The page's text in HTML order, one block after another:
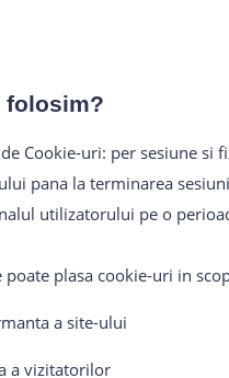
folosim?
Cookie-uri: per sesiune si
pana la terminarea
utilizatorului pe o
poate plasa cookie-uri in
a site-ului
a vizitatorilor